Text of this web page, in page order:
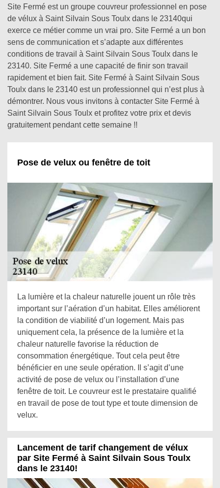
Site Fermé est un groupe couvreur professionnel en pose
de vélux à Saint Silvain Sous Toulx dans le 23140qui
exerce ce métier comme un vrai pro. Site Fermé a un bon
sens de communication et s’adapte aux différentes
conditions de travail à Saint Silvain Sous Toulx dans le
23140. Site Fermé a une capacité de finir son travail
rapidement et bien fait. Site Fermé à Saint Silvain Sous
Toulx dans le 23140 est un professionnel qui n’est plus à
démontrer. Nous vous invitons à contacter Site Fermé à
Saint Silvain Sous Toulx et profitez votre prix et devis
gratuitement pendant cette semaine !!
Pose de velux ou fenêtre de toit
La lumière et la chaleur naturelle jouent un rôle très
important sur l’aération d’un habitat. Elles améliorent
la condition de viabilité d’un logement. Mais pas
uniquement cela, la présence de la lumière et la
chaleur naturelle favorise la réduction de
consommation énergétique. Tout cela peut être
bénéficier en une seule opération. Il s’agit d’une
activité de pose de velux ou l’installation d’une
fenêtre de toit. Le couvreur est le prestataire qualifié
en travail de pose de tout type et toute dimension de
velux.
Lancement de tarif changement de vélux
par Site Fermé à Saint Silvain Sous Toulx
dans le 23140!